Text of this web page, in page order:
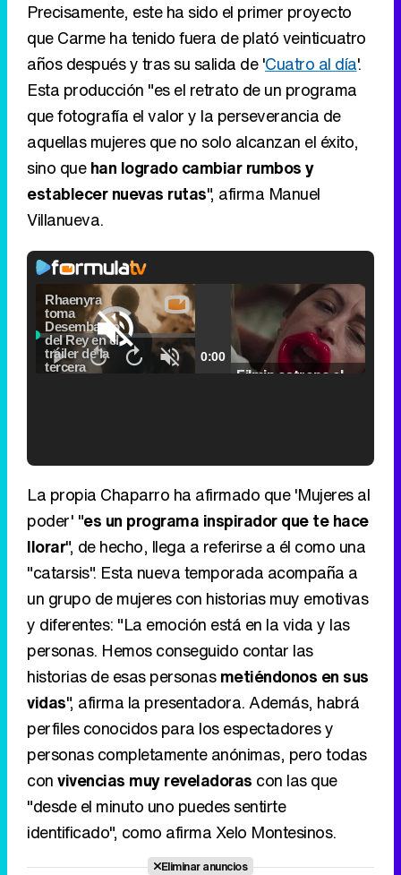
Precisamente, este ha sido el primer proyecto
que Carme ha tenido fuera de plató veinticuatro
años después y tras su salida de 'Cuatro al día'.
Esta producción "es el retrato de un programa
que fotografía el valor y la perseverancia de
aquellas mujeres que no solo alcanzan el éxito,
sino quehan logrado cambiar rumbos y
establecer nuevas rutas", afirma Manuel
Villanueva.
Video
Player
is
loading.
Pause
Seek
back
Seek
Unmute Current
0:00 / Duration
2:24
Loaded:
0.00%
Remaining
2:24
Picture-
in-
Tráiler de '33 días', la nueva serie de Atresplayer con Julián Villagrán y José Manuel Poga
Tráiler en catalán de 'Ravalear', la nueva serie de HBO Max sobre los fondos buitre
La propia Chaparro ha afirmado que 'Mujeres al
poder' "es un programa inspirador que te hace
llorar", de hecho, llega a referirse a él como una
"catarsis". Esta nueva temporada acompaña a
un grupo de mujeres con historias muy emotivas
y diferentes: "La emoción está en la vida y las
personas. Hemos conseguido contar las
historias de esas personasmetiéndonos en sus
vidas", afirma la presentadora. Además, habrá
perfiles conocidos para los espectadores y
personas completamente anónimas, pero todas
convivencias muy reveladoras con las que
"desde el minuto uno puedes sentirte
identificado", como afirma Xelo Montesinos.
Eliminar anuncios